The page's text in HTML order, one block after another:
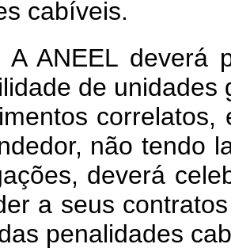
cabíveis.
ANEEL deverá
de
não tendo
deverá
a seus
penalidades